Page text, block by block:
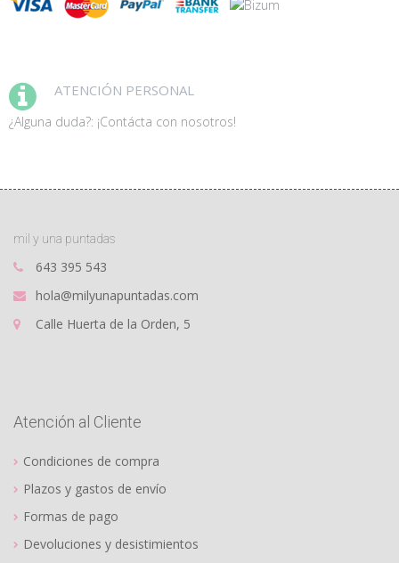
ATENCIÓN PERSONAL
¿Alguna duda?: ¡Contácta con nosotros!
mil y una puntadas
643 395 543
hola@milyunapuntadas.com
Calle Huerta de la Orden, 5
Atención al Cliente
Condiciones de compra
Plazos y gastos de envío
Formas de pago
Devoluciones y desistimientos